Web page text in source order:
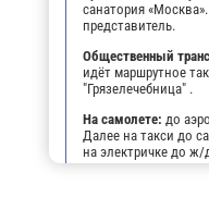
санатория
представитель.
Общественный
идёт маршрутное
"Грязелечебница" .
На самолете: до
Далее на такси до
на электричке до ж/
далее на